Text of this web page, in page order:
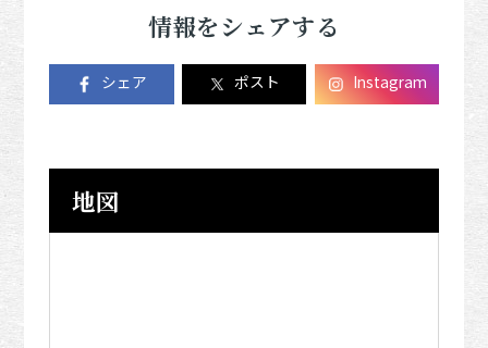
情報をシェアする
シェア ポスト Instagram
地図